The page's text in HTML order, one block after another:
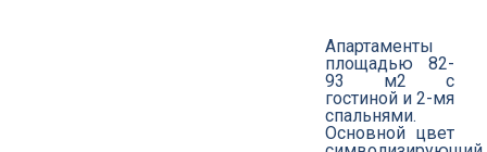
Апартаменты
площадью 82-
93 м2 с
гостиной и 2-мя
спальнями.
Основной цвет